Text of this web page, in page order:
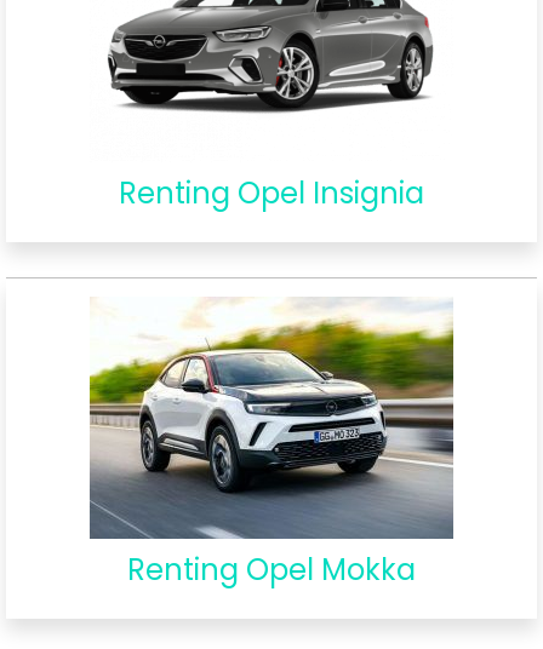
Renting Opel Insignia
Renting Opel Mokka